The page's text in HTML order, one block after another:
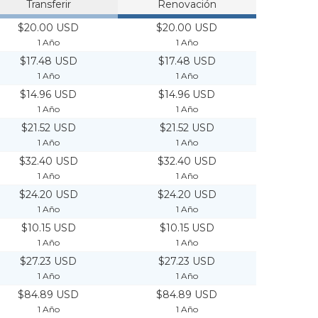
Transferir
Renovación
$20.00 USD
1 Año
$20.00 USD
1 Año
$17.48 USD
1 Año
$17.48 USD
1 Año
$14.96 USD
1 Año
$14.96 USD
1 Año
$21.52 USD
1 Año
$21.52 USD
1 Año
$32.40 USD
1 Año
$32.40 USD
1 Año
$24.20 USD
1 Año
$24.20 USD
1 Año
$10.15 USD
1 Año
$10.15 USD
1 Año
$27.23 USD
1 Año
$27.23 USD
1 Año
$84.89 USD
1 Año
$84.89 USD
1 Año